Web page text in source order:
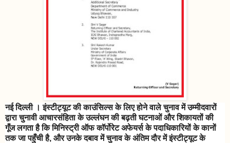
नई दिल्ली । इंस्टीट्यूट की काउंसिल्स के लिए होने वाले चुनाव में उम्मीदवारों
द्वारा चुनावी आचारसंहिता के उल्लंघन की बढ़ती घटनाओं और शिकायतों की
गूँज लगता है कि मिनिस्ट्री ऑफ कॉर्पोरेट अफेयर्स के पदाधिकारियों के कानों
तक जा पहुँची है, और उनके दबाव में चुनाव के अंतिम दौर में इंस्टीट्यूट के